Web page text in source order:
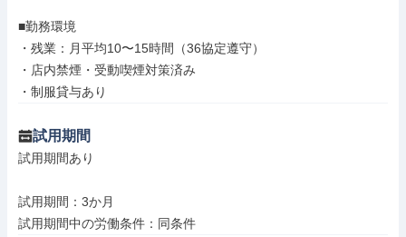
■勤務環境
・残業：月平均10〜15時間（36協定遵守）
・店内禁煙・受動喫煙対策済み
・制服貸与あり
試用期間
試用期間あり
試用期間：3か月
試用期間中の労働条件：同条件